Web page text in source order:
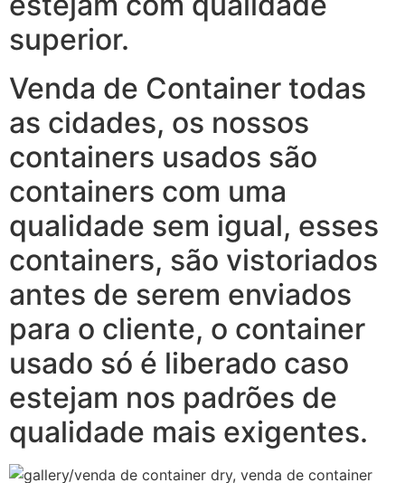
superior.
Venda de Container todas
as cidades, os nossos
containers usados são
containers com uma
qualidade sem igual, esses
containers, são vistoriados
antes de serem enviados
para o cliente, o container
usado só é liberado caso
estejam nos padrões de
qualidade mais exigentes.